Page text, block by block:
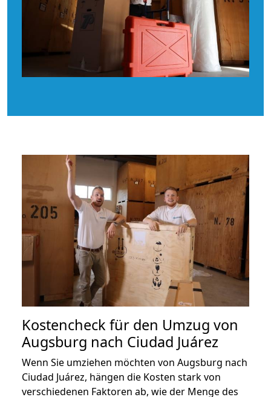
Kostencheck für den Umzug von
Augsburg nach Ciudad Juárez
Wenn Sie umziehen möchten von Augsburg nach
Ciudad Juárez, hängen die Kosten stark von
verschiedenen Faktoren ab, wie der Menge des